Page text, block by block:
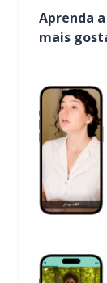
Aprenda
mais